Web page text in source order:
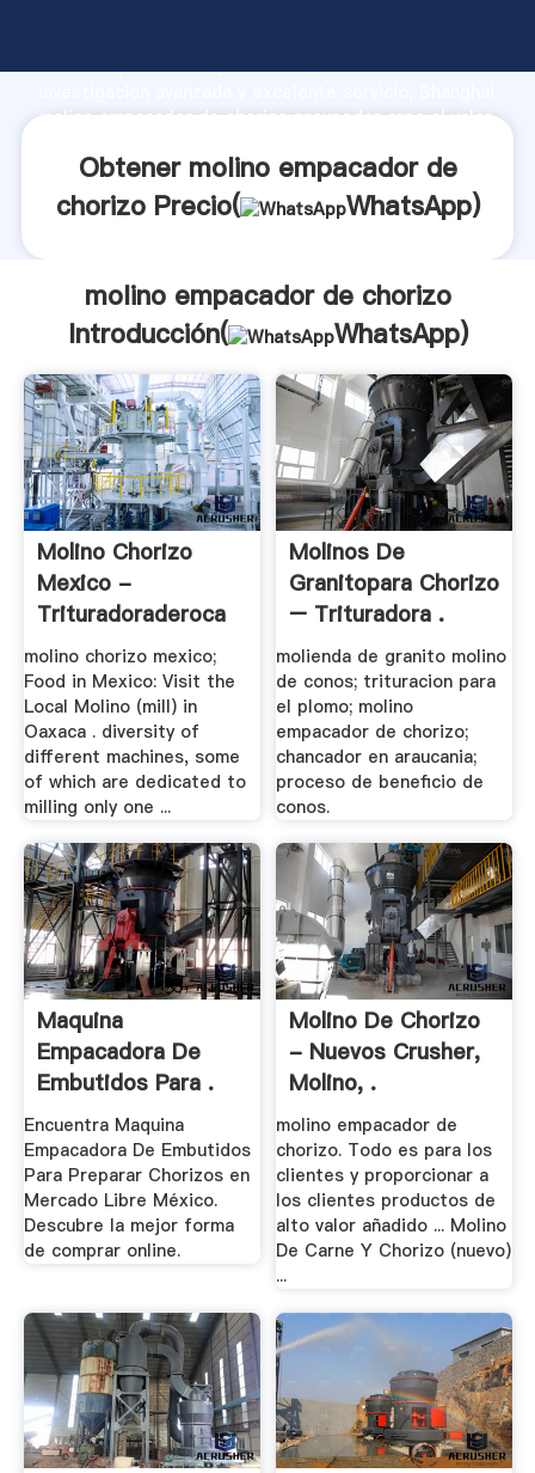
fuerte capacidad de producción, fuerza de
molino empacador de chorizo proveedor crea el valor
Obtener molino empacador de
chorizo Precio(
WhatsApp)
molino empacador de chorizo
Introducción(
WhatsApp)
Molino Chorizo
Mexico -
Trituradoraderoca
molino chorizo mexico;
Food in Mexico: Visit the
Local Molino (mill) in
Oaxaca . diversity of
different machines, some
of which are dedicated to
milling only one ...
Molinos De
Granitopara Chorizo
– Trituradora .
molienda de granito molino
de conos; trituracion para
el plomo; molino
empacador de chorizo;
chancador en araucania;
proceso de beneficio de
conos.
Maquina
Empacadora De
Embutidos Para .
Encuentra Maquina
Empacadora De Embutidos
Para Preparar Chorizos en
Mercado Libre México.
Descubre la mejor forma
de comprar online.
Molino De Chorizo
- Nuevos Crusher,
Molino, .
molino empacador de
chorizo. Todo es para los
clientes y proporcionar a
los clientes productos de
alto valor añadido ... Molino
De Carne Y Chorizo (nuevo)
...